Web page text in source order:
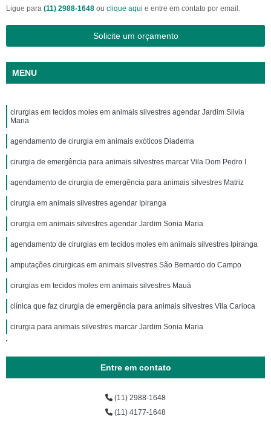
Ligue para (11) 2988-1648 ou clique aqui e entre em contato por email.
Solicite um orçamento
MENU
cirurgias em tecidos moles em animais silvestres agendar Jardim Silvia
Maria
agendamento de cirurgia em animais exóticos Diadema
cirurgia de emergência para animais silvestres marcar Vila Dom Pedro I
agendamento de cirurgia de emergência para animais silvestres Matriz
cirurgia em animais silvestres agendar Ipiranga
cirurgia em animais silvestres agendar Jardim Sonia Maria
agendamento de cirurgias em tecidos moles em animais silvestres Ipiranga
amputações cirurgicas em animais silvestres São Bernardo do Campo
cirurgias em tecidos moles em animais silvestres Mauá
clínica que faz cirurgia de emergência para animais silvestres Vila Carioca
cirurgia para animais silvestres marcar Jardim Sonia Maria
cirurgias em tecidos moles em animais silvestres agendar Vila Carioca
clínica que faz cirurgia animais silvestres Vila Dom Pedro I
Entre em contato
(11) 2988-1648
(11) 4177-1648